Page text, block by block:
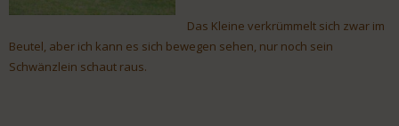
Das Kleine verkrümmelt sich zwar im
Beutel, aber ich kann es sich bewegen sehen, nur noch sein
Schwänzlein schaut raus.